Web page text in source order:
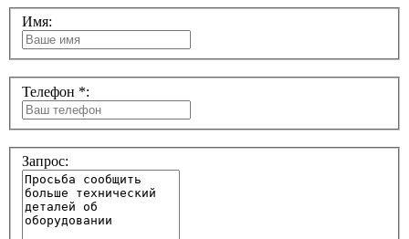
Имя:
Телефон *:
Запрос: